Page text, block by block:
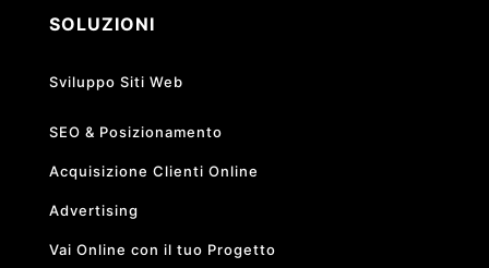
SOLUZIONI
Sviluppo Siti Web
SEO & Posizionamento
Acquisizione Clienti Online
Advertising
Vai Online con il tuo Progetto